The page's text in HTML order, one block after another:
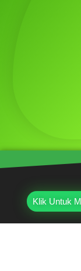
Klik Untuk